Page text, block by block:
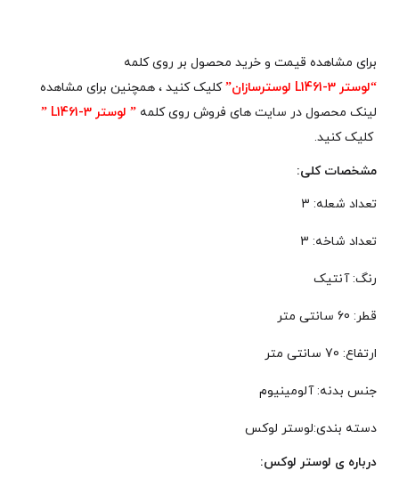
برای مشاهده قیمت و خرید محصول بر روی کلمه
“لوستر L1461-3 لوسترسازان”
کلیک کنید ، همچنین برای مشاهده
لینک محصول در سایت های فروش روی کلمه ” لوستر L1461-3 ”
کلیک کنید.
مشخصات کلی:
تعداد شعله: 3
تعداد شاخه: 3
رنگ: آنتیک
قطر: 60 سانتی متر
ارتفاع: 70 سانتی متر
جنس بدنه: آلومینیوم
دسته بندی:لوستر لوکس
درباره ی لوستر لوکس: